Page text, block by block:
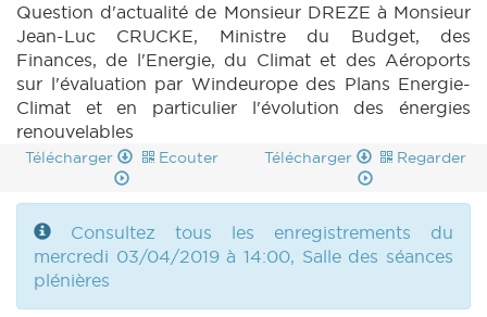
2019) (PDF)
|DECRET 1280 n1 (2018-2019)
(PDF)
|DECRET 1280 n2 (2018-2019) (PDF)
|DECRET 1280 n3 (2018-2019) (PDF)
|
PARCHEMIN 1280 (2018-2019) (PDF)
|
DECRET 1299 n1 (2018-2019) (PDF)
|
DECRET
1299 n2 (2018-2019) (PDF)
(2018-2019) (PDF)
DECRET 1299 n4 (2018-
2019) (PDF)
PARCHEMIN 1299 (2018-2019)
(PDF)
|DECRET 1300 n1 (2018-2019) (PDF)
|DECRET 1300 n2 (2018-2019) (PDF)
|
DECRET 1300 n3 (2018-2019) (PDF)
|
DECRET 1300 n4 (2018-2019) (PDF)
PARCHEMIN 1300 (2018-2019) (PDF)
|
Question d'actualité de Monsieur DREZE à Monsieur
Jean-Luc CRUCKE, Ministre du Budget, des
Finances, de l'Energie, du Climat et des Aéroports
sur l'évaluation par Windeurope des Plans Energie-
Climat et en particulier l'évolution des énergies
renouvelables
Télécharger Ecouter Télécharger Regarder
Consultez tous les enregistrements du
mercredi 03/04/2019 à 14:00, Salle des séances
plénières